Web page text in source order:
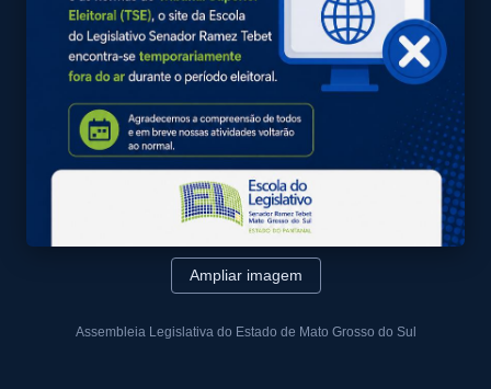
Ampliar imagem
Assembleia Legislativa do Estado de Mato Grosso do Sul